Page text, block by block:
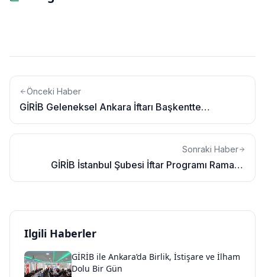
Önceki Haber
GİRİB Geleneksel Ankara İftarı Başkentte
Giresunluları Tek Yürek Yaptı
Sonraki Haber
GİRİB İstanbul Şubesi İftar Programı Ramada
Merter'de Dev Kadroyu Ağırladı
Ilgili Haberler
GİRİB ile Ankara’da Birlik, İstişare ve İlham
Dolu Bir Gün